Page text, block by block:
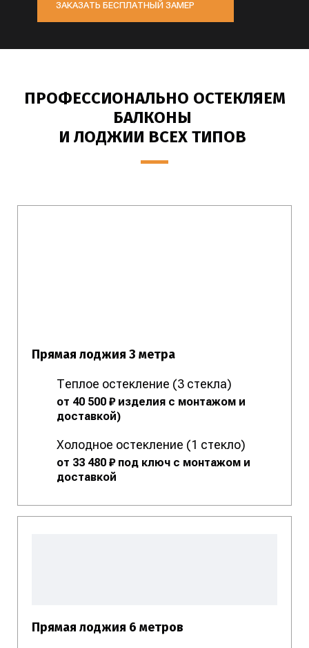
ЗАКАЗАТЬ БЕСПЛАТНЫЙ ЗАМЕР
ПРОФЕССИОНАЛЬНО ОСТЕКЛЯЕМ
БАЛКОНЫ
И ЛОДЖИИ ВСЕХ ТИПОВ
Прямая лоджия 3 метра
Теплое остекление (3 стекла)
от 40 500 ₽ изделия с монтажом и
доставкой)
Холодное остекление (1 стекло)
от 33 480 ₽ под ключ с монтажом и
доставкой
Прямая лоджия 6 метров